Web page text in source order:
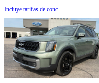
Incluye tarifas de conc.